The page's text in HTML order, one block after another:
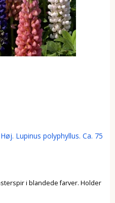
Lupinus polyphyllus. Ca. 75
i blandede farver. Holder